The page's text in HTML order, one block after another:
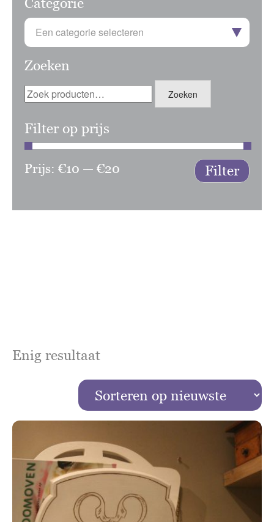
Een categorie selecteren
Zoeken
Zoeken
naar:
Zoeken
Filter op prijs
Min.
Max.
Filter
Prijs: €10 — €20
Enig resultaat